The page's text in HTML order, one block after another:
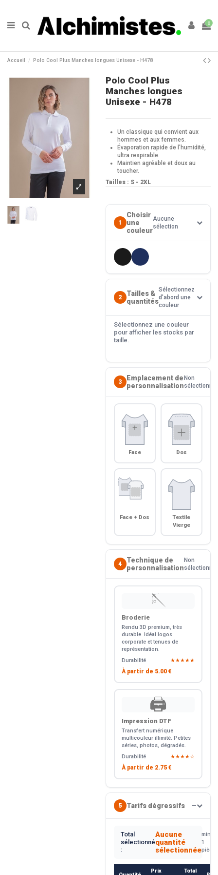
0
Accueil Polo Cool Plus Manches longues Unisexe - H478
Polo Cool Plus
Manches longues
Unisexe - H478
Un classique qui convient aux
hommes et aux femmes.
Évaporation rapide de l'humidité,
ultra respirable.
Maintien agréable et doux au
toucher.
Tailles : S - 2XL
1
Choisir
une
couleur
Aucune
sélection
2
Tailles &
quantités
Sélectionnez
d'abord une
couleur
Sélectionnez une couleur
pour afficher les stocks par
taille.
3
Emplacement de
personnalisation
Non
sélectionné
Face Dos
Face + Dos
Textile
Vierge
4
Technique de
personnalisation
Non
sélectionné
🪡
Broderie
Rendu 3D premium, très
durable. Idéal logos
corporate et tenues de
représentation.
Durabilité
★★★★★
À partir de 5.00 €
🖨️
Impression DTF
Transfert numérique
multicouleur illimité. Petites
séries, photos, dégradés.
Durabilité
★★★★☆
À partir de 2.75 €
5 Tarifs dégressifs —
Total
sélectionné
:
Aucune
quantité
sélectionnée
min.
1
pièce
Prix Total